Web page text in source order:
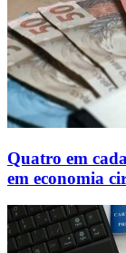
Quatro em
em economia